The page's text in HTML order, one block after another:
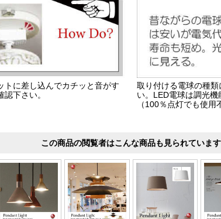
トに差し込んでカチッと音がす
下さい。
取り付ける電球の種
い。LED電球は調光
（100％点灯でも使用
この商品の閲覧者はこんな商品も見られています